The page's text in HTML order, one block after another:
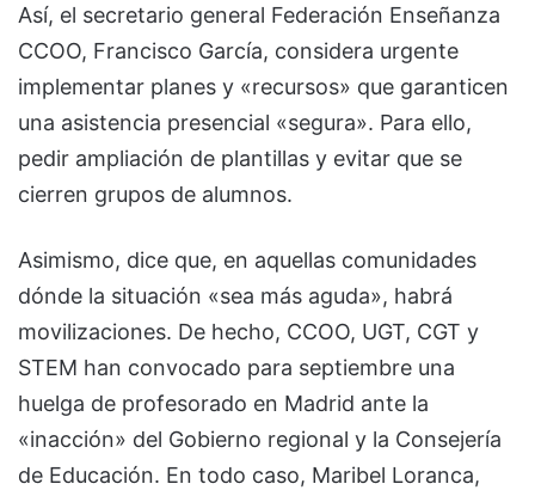
Así, el secretario general Federación Enseñanza
CCOO, Francisco García, considera urgente
implementar planes y «recursos» que garanticen
una asistencia presencial «segura». Para ello,
pedir ampliación de plantillas y evitar que se
cierren grupos de alumnos.
Asimismo, dice que, en aquellas comunidades
dónde la situación «sea más aguda», habrá
movilizaciones. De hecho, CCOO, UGT, CGT y
STEM han convocado para septiembre una
huelga de profesorado en Madrid ante la
«inacción» del Gobierno regional y la Consejería
de Educación. En todo caso, Maribel Loranca,